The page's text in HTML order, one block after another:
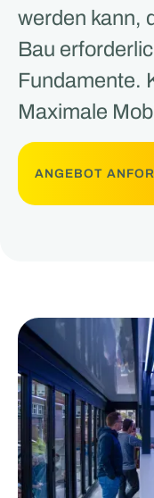
werden kann,
Bau
Fundamente.
Maximale
ANGEBOT